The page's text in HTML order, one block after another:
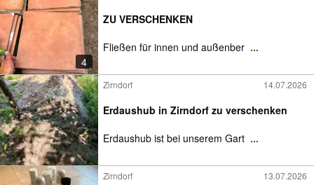
4
ZU VERSCHENKEN
Fließen für innen und außenber ...
Zirndorf 14.07.2026
Erdaushub in Zirndorf zu verschenken
Erdaushub ist bei unserem Gart ...
Zirndorf 13.07.2026